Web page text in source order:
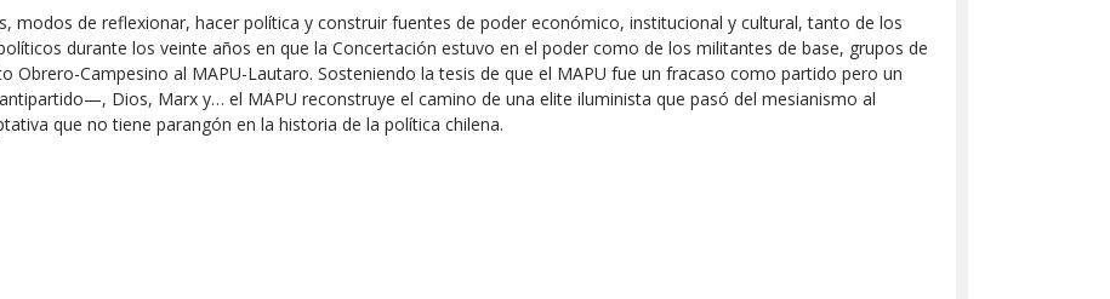
modos de reflexionar, hacer política y construir fuentes de poder económico, institucional y cultural, tanto de los
durante los veinte años en que la Concertación estuvo en el poder como de los militantes de base, grupos de
Obrero-Campesino al MAPU-Lautaro. Sosteniendo la tesis de que el MAPU fue un fracaso como partido pero un
Dios, Marx y… el MAPU reconstruye el camino de una elite iluminista que pasó del mesianismo al
que no tiene parangón en la historia de la política chilena.